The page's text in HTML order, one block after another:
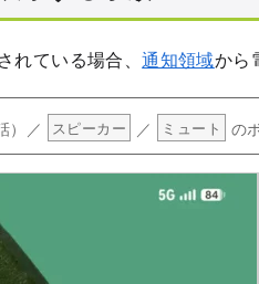
れている場合、通知領域から
）／ スピーカー ／ ミュート の